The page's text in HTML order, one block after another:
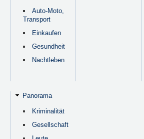
Auto-Moto,
Transport
Einkaufen
Gesundheit
Nachtleben
Panorama
Kriminalität
Gesellschaft